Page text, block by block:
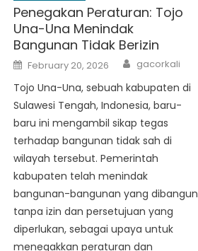
Penegakan Peraturan: Tojo
Una-Una Menindak
Bangunan Tidak Berizin
Posted
on
February 20, 2026 Author
gacorkali
Tojo Una-Una, sebuah kabupaten di
Sulawesi Tengah, Indonesia, baru-
baru ini mengambil sikap tegas
terhadap bangunan tidak sah di
wilayah tersebut. Pemerintah
kabupaten telah menindak
bangunan-bangunan yang dibangun
tanpa izin dan persetujuan yang
diperlukan, sebagai upaya untuk
menegakkan peraturan dan